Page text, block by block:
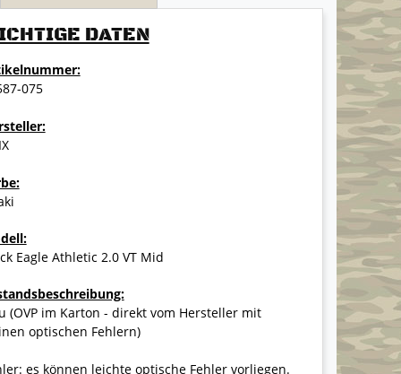
DATEN
075
Eagle Athletic 2.0 VT Mid
(OVP im Karton - direkt vom Hersteller mit
optischen Fehlern)
es können leichte optische Fehler vorliegen.